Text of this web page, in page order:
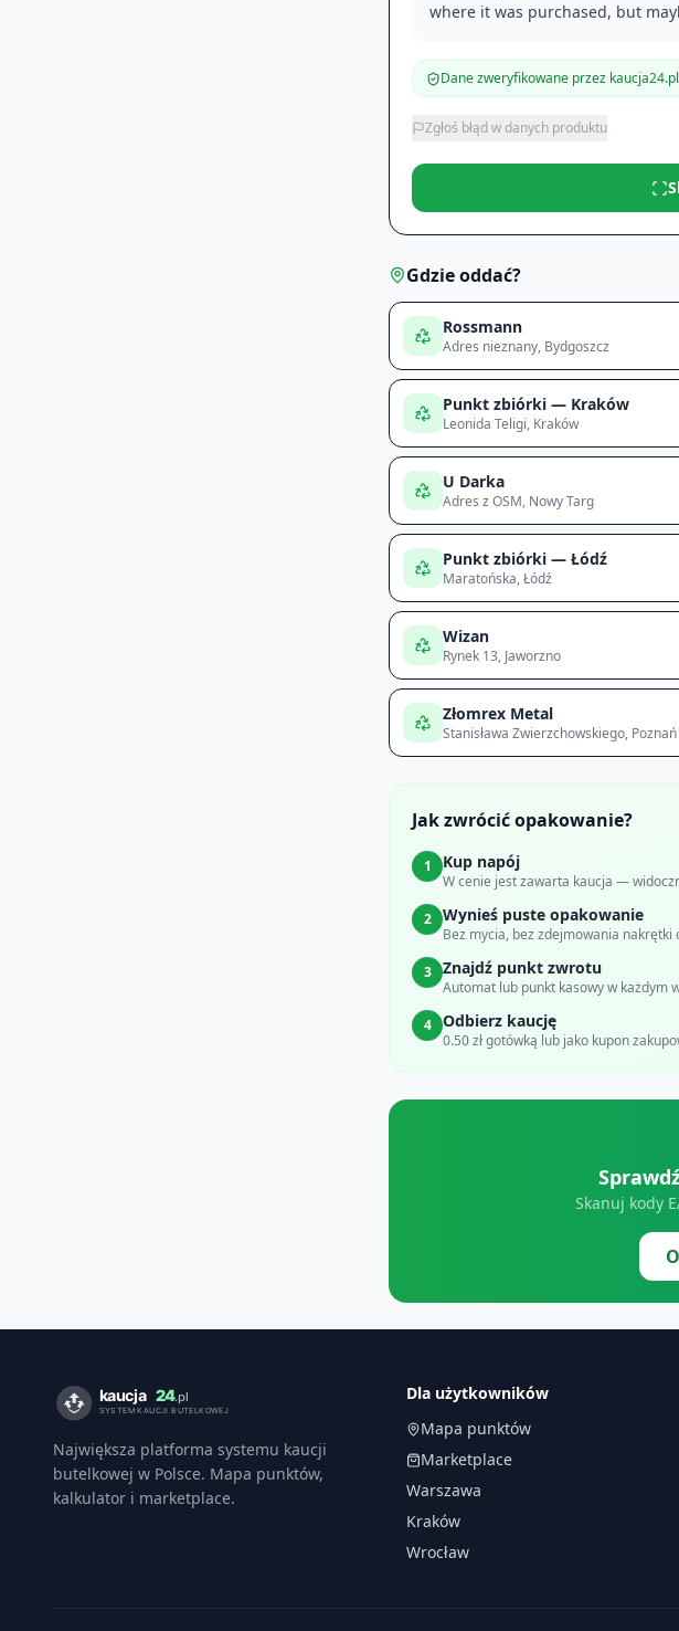
where it was purchased, but
Dane zweryfikowane przez kaucja24.pl
Zgłoś błąd w danych produktu
Gdzie oddać?
Rossmann
Adres nieznany, Bydgoszcz
Punkt zbiórki — Kraków
Leonida Teligi, Kraków
U Darka
Adres z OSM, Nowy Targ
Punkt zbiórki — Łódź
Maratońska, Łódź
Wizan
Rynek 13, Jaworzno
Złomrex Metal
Stanisława Zwierzchowskiego, Poznań
Jak zwrócić opakowanie?
1 Kup napój
W cenie jest zawarta kaucja —
2
Wynieś puste opakowanie
Bez mycia, bez zdejmowania nakrętki
3
Znajdź punkt zwrotu
Automat lub punkt kasowy w każdym
4
Odbierz kaucję
0.50 zł gotówką lub jako kupon
Skanuj kody
Największa platforma systemu kaucji
butelkowej w Polsce. Mapa punktów,
kalkulator i marketplace.
Dla użytkowników
Mapa punktów
Marketplace
Warszawa
Kraków
Wrocław